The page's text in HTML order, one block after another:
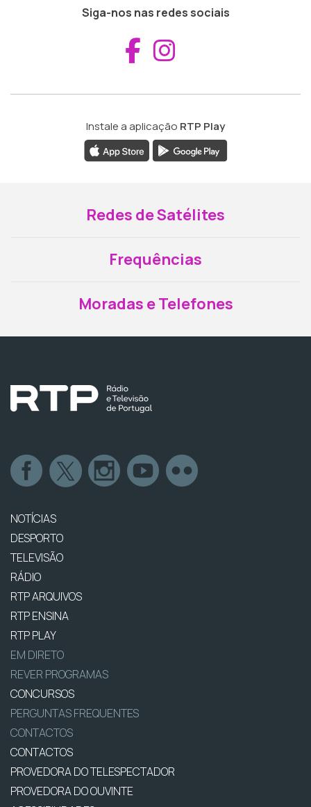
Siga-nos nas redes sociais
Aceder ao
Instale a aplicação RTP Play
Redes de Satélites
Frequências
Moradas e Telefones
NOTÍCIAS
DESPORTO
TELEVISÃO
RÁDIO
RTP ARQUIVOS
RTP ENSINA
RTP PLAY
EM DIRETO
REVER PROGRAMAS
CONCURSOS
PERGUNTAS FREQUENTES
CONTACTOS
CONTACTOS
PROVEDORA DO TELESPECTADOR
PROVEDORA DO OUVINTE